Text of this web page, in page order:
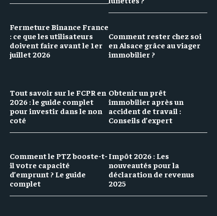
Fermeture Binance France
: ce que les utilisateurs
doivent faire avant le 1er
juillet 2026
Comment rester chez soi
en Alsace grâce au viager
immobilier ?
Tout savoir sur le FCPR en
2026 : le guide complet
pour investir dans le non
coté
Comment le PTZ booste-t-
il votre capacité
d’emprunt ? Le guide
complet
Obtenir un prêt
immobilier après un
accident de travail :
Conseils d’expert
Impôt 2026 : Les
nouveautés pour la
déclaration de revenus
2025